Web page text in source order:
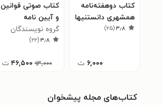
کتاب دوهفته‌نامه
همشهری دانستنیها
۳٫۸(۲۵)
۶,۰۰۰ ت
کتاب صوتی قوانین
و آیین نامه
راهنمایی و رانندگی
گروه نویسندگان
۳٫۸(۲۲)
۹۳,۰۰۰ ۴۶,۵۰۰ ت
کتاب‌های مجله پیشخوان